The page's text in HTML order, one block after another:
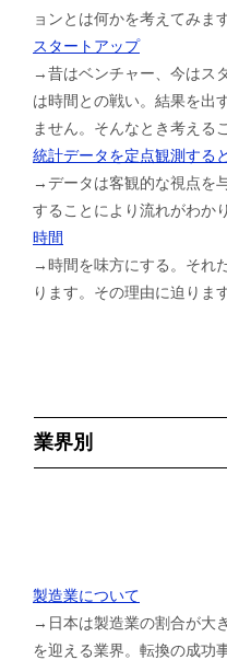
ョンとは何かを考えてみま
スタートアップ
→昔はベンチャー、今はス
は時間との戦い。結果を出
ません。そんなとき考える
統計データを定点観測すると
→データは客観的な視点を
することにより流れがわか
時間
→時間を味方にする。それ
ります。その理由に迫りま
業界別
製造業について
→日本は製造業の割合が大
を迎える業界。転換の成功